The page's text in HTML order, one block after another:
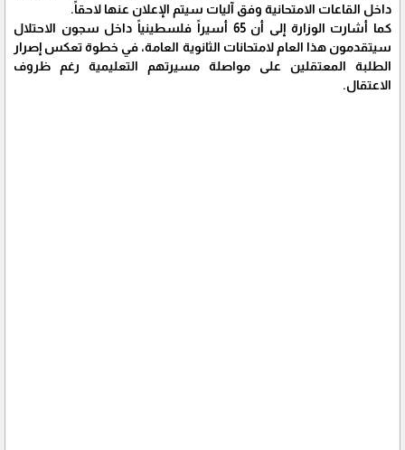
داخل القاعات الامتحانية وفق آليات سيتم الإعلان عنها لاحقاً.
كما أشارت الوزارة إلى أن 65 أسيراً فلسطينياً داخل سجون الاحتلال
سيتقدمون هذا العام لامتحانات الثانوية العامة، في خطوة تعكس إصرار
الطلبة المعتقلين على مواصلة مسيرتهم التعليمية رغم ظروف
الاعتقال.